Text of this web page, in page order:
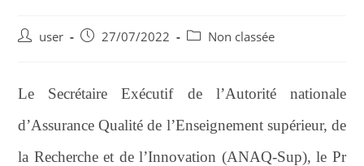
user 27/07/2022 Non classée
Le Secrétaire Exécutif de l’Autorité nationale
d’Assurance Qualité de l’Enseignement supérieur, de
la Recherche et de l’Innovation (ANAQ-Sup), le Pr